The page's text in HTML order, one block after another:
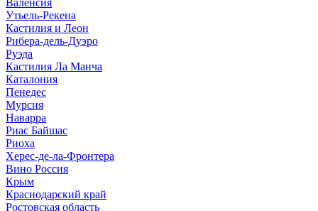
Утьель-Рекена
Кастилия и Леон
Рибера-дель-Дуэро
Руэда
Кастилия Ла Манча
Каталония
Пенедес
Мурсия
Наварра
Риас Байшас
Риоха
Херес-де-ла-Фронтера
Вино Россия
Крым
Краснодарский край
Ростовская область